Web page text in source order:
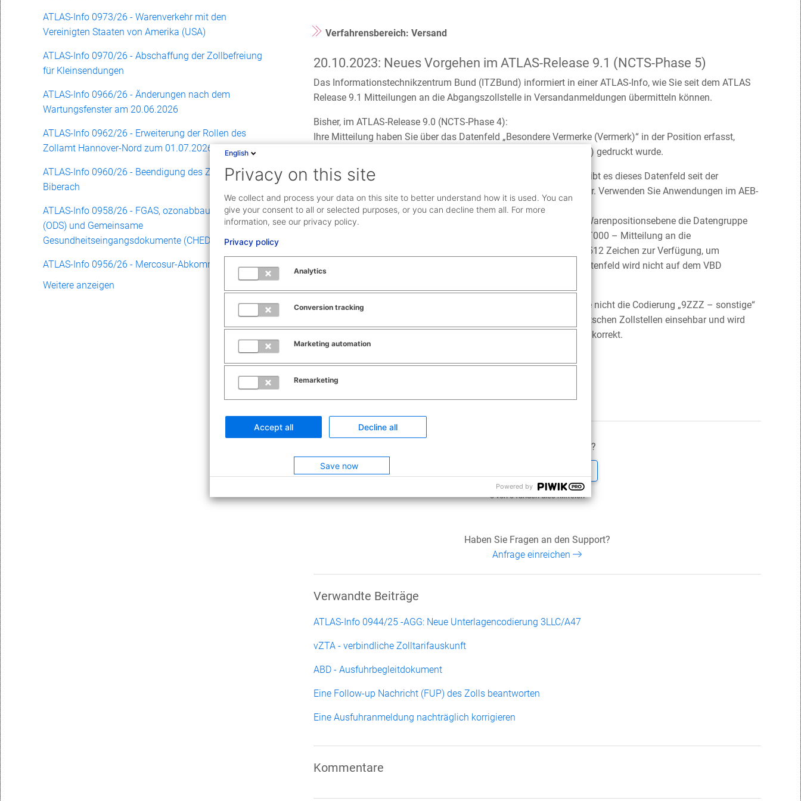
ATLAS-Info 0973/26 - Warenverkehr mit den
Vereinigten Staaten von Amerika (USA)
ATLAS-Info 0970/26 - Abschaffung der Zollbefreiung
für Kleinsendungen
ATLAS-Info 0966/26 - Änderungen nach dem
Wartungsfenster am 20.06.2026
ATLAS-Info 0962/26 - Erweiterung der Rollen des
Zollamt Hannover-Nord zum 01.07.2026
ATLAS-Info 0960/26 - Beendigung des Zollamts
Biberach
ATLAS-Info 0958/26 - FGAS, ozonabbauende Stoffe
(ODS) und Gemeinsame
Gesundheitseingangsdokumente (CHED)
ATLAS-Info 0956/26 - Mercosur-Abkommen
Weitere anzeigen
Verfahrensbereich: Versand
20.10.2023: Neues Vorgehen im ATLAS-Release 9.1 (NCTS-Phase 5)
Das Informationstechnikzentrum Bund (ITZBund) informiert in einer ATLAS-Info, wie Sie seit dem ATLAS
Release 9.1 Mitteilungen an die Abgangszollstelle in Versandanmeldungen übermitteln können.
Bisher, im ATLAS-Release 9.0 (NCTS-Phase 4):
Ihre Mitteilung haben Sie über das Datenfeld „Besondere Vermerke (Vermerk)“ in der Position erfasst,
welche anschließend nicht auf das Versandbegleitdokument (VBD) gedruckt wurde.
Aufgrund grundlegender Änderungen an der Nachrichtenstruktur gibt es dieses Datenfeld seit der
Umstellung auf das ATLAS-Release 9.1 (NCTS-Phase 5) nicht mehr. Verwenden Sie Anwendungen im AEB-
Rechenzentrum, nutzen Sie bereits das neue Release.
Sie können nun auf der Sammelsendungs-, Einzelsendungs- und Warenpositionsebene die Datengruppe
„Zusätzliche Informationen“ anmelden, sofern Sie hier den Code „T000 – Mitteilung an die
Abgangszollstelle“ eintragen. Dann haben Sie ein Freitextfeld mit 512 Zeichen zur Verfügung, um
Informationen an Ihre Abgangszollstelle zu übermitteln. Dieses Datenfeld wird nicht auf dem VBD
Beachten Sie, dass Sie für eine Mitteilung an die Abgangszollstelle nicht die Codierung „9ZZZ – sonstige“
verwenden. Diese Mitteilung ist durch alle weiteren beteiligten deutschen Zollstellen einsehbar und wird
auch auf dem VBD angedruckt. Dieses Vorgehen ist fachlich nicht korrekt.
0
War dieser Beitrag hilfreich?
0 von 0 fanden dies hilfreich
Haben Sie Fragen an den Support?
Anfrage einreichen
Verwandte Beiträge
ATLAS-Info 0944/25 -AGG: Neue Unterlagencodierung 3LLC/A47
vZTA - verbindliche Zolltarifauskunft
ABD - Ausfuhrbegleitdokument
Eine Follow-up Nachricht (FUP) des Zolls beantworten
Eine Ausfuhranmeldung nachträglich korrigieren
Kommentare
English
Privacy on this site
We collect and process your data on this site to better understand how it is used. You can
give your consent to all or selected purposes, or you can decline them all. For more
information, see our privacy policy.
Privacy policy
Analytics
Conversion tracking
Marketing automation
Remarketing
Accept all Decline all
Save now
Powered by